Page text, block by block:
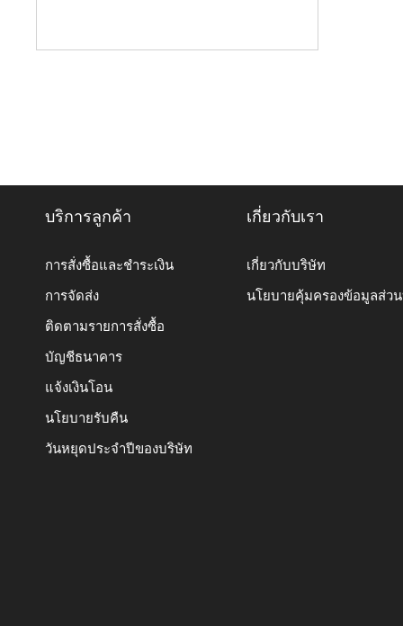
บริการลูกค้า
การสั่งซื้อและชำระเงิน
การจัดส่ง
ติดตามรายการสั่งซื้อ
บัญชีธนาคาร
แจ้งเงินโอน
นโยบายรับคืน
วันหยุดประจำปีของบริษัท
เกี่ยวกับเรา
เกี่ยวกับบริษัท
นโยบายคุ้มครองข้อมูลส่ว